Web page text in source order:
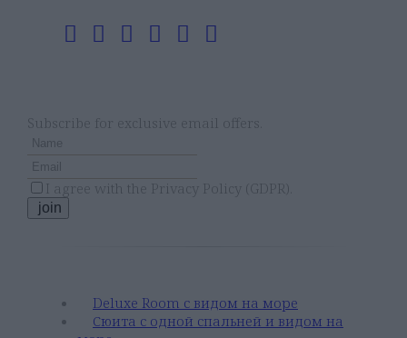
Subscribe for exclusive email offers.
I agree with the Privacy Policy (GDPR)
join
Deluxe Room с видом на море
Сюита с одной спальней и видом на